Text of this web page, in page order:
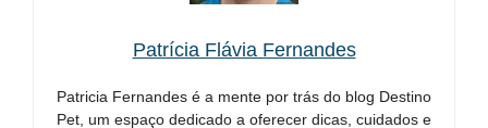
Patrícia Flávia Fernandes
Patricia Fernandes é a mente por trás do blog Destino
Pet, um espaço dedicado a oferecer dicas, cuidados e